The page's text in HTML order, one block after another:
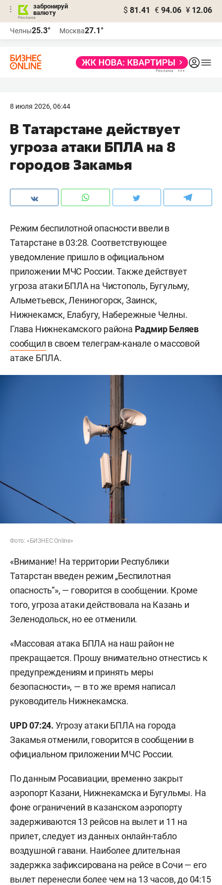
забронируй
валюту
$ 81.41 € 94.06 ¥ 12.06
Челны25.3° Москва27.1°
8 июля 2026, 06:44
В Татарстане действует
угроза атаки БПЛА на 8
городов Закамья
Режим беспилотной опасности ввели в
Татарстане в 03:28. Соответствующее
уведомление пришло в официальном
приложении МЧС России. Также действует
угроза атаки БПЛА на Чистополь, Бугульму,
Альметьевск, Лениногорск, Заинск,
Нижнекамск, Елабугу, Набережные Челны.
Глава Нижнекамского района Радмир Беляев
сообщил в своем телеграм-канале о массовой
атаке БПЛА.
Фото: «БИЗНЕС Online»
«Внимание! На территории Республики
Татарстан введен режим „Беспилотная
опасность“», — говорится в сообщении. Кроме
того, угроза атаки действовала на Казань и
Зеленодольск, но ее отменили.
«Массовая атака БПЛА на наш район не
прекращается. Прошу внимательно отнестись к
предупреждениям и принять меры
безопасности», — в то же время написал
руководитель Нижнекамска.
UPD 07:24. Угрозу атаки БПЛА на города
Закамья отменили, говорится в сообщении в
официальном приложении МЧС России.
По данным Росавиации, временно закрыт
аэропорт Казани, Нижнекамска и Бугульмы. На
фоне ограничений в казанском аэропорту
задерживаются 13 рейсов на вылет и 11 на
прилет, следует из данных онлайн-табло
воздушной гавани. Наиболее длительная
задержка зафиксирована на рейсе в Сочи — его
вылет перенесли более чем на 13 часов, до 04:15